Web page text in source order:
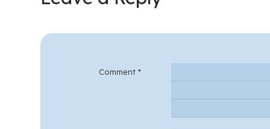
Comment*